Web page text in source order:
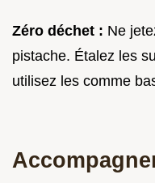
Zéro déchet : Ne
pistache. Étalez les
utilisez les comme